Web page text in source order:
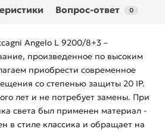
Вопрос-ответ 0
Angelo L 9200/8+3 –
произведенное по высоким
приобрести современное
со степенью защиты 20 IP.
лет и не потребует замены. При
света был применен материал -
в стиле классика и обращает на